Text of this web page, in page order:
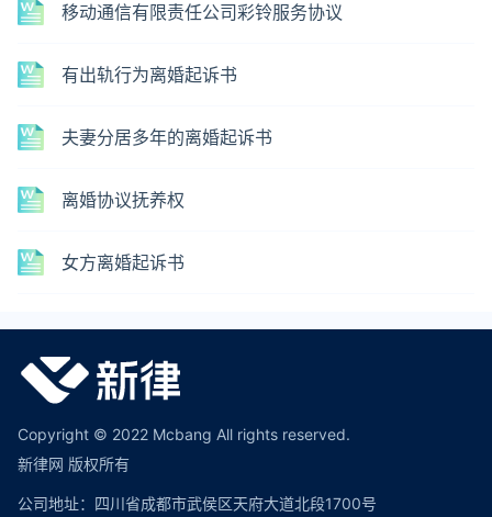
移动通信有限责任公司彩铃服务协议
有出轨行为离婚起诉书
夫妻分居多年的离婚起诉书
离婚协议抚养权
女方离婚起诉书
Copyright © 2022 Mcbang All rights reserved.
新律网 版权所有
公司地址：四川省成都市武侯区天府大道北段1700号